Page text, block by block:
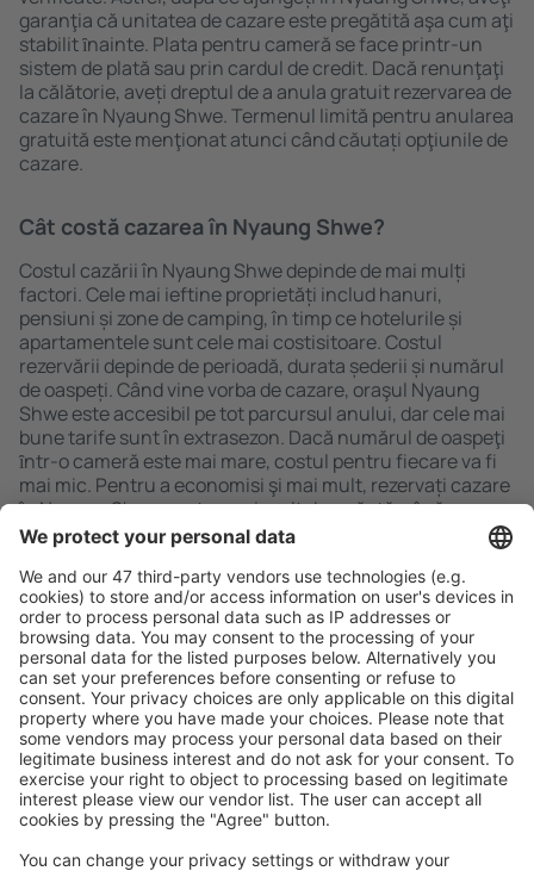
garanţia că unitatea de cazare este pregătită aşa cum aţi
stabilit ȋnainte. Plata pentru cameră se face printr-un
sistem de plată sau prin cardul de credit. Dacă renunţaţi
la călătorie, aveți dreptul de a anula gratuit rezervarea de
cazare în Nyaung Shwe. Termenul limită pentru anularea
gratuită este menţionat atunci când căutați opţiunile de
cazare.
Cât costă cazarea în Nyaung Shwe?
Costul cazării în Nyaung Shwe depinde de mai mulți
factori. Cele mai ieftine proprietăți includ hanuri,
pensiuni și zone de camping, în timp ce hotelurile și
apartamentele sunt cele mai costisitoare. Costul
rezervării depinde de perioadă, durata șederii și numărul
de oaspeți. Când vine vorba de cazare, oraşul Nyaung
Shwe este accesibil pe tot parcursul anului, dar cele mai
bune tarife sunt în extrasezon. Dacă numărul de oaspeţi
ȋntr-o cameră este mai mare, costul pentru fiecare va fi
mai mic. Pentru a economisi şi mai mult, rezervați cazare
în Nyaung Shwe pentru mai mult de o săptămână.
Caută rapid şi uşor
Ofertă adaptată aşteptărilor tale.
Planifică ȋn siguranţă
Rezervare fără griji cu opțiune gratuită de anulare.
Economiseşte mai mult
Prețuri atractive și oferte speciale pentru utilizatorii